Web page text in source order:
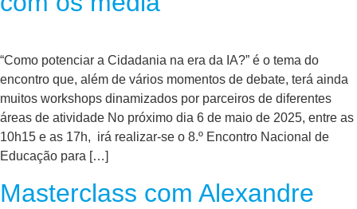
“Como potenciar a Cidadania na era da IA?” é o tema do
encontro que, além de vários momentos de debate, terá ainda
muitos workshops dinamizados por parceiros de diferentes
áreas de atividade No próximo dia 6 de maio de 2025, entre as
10h15 e as 17h, irá realizar-se o 8.º Encontro Nacional de
Educação para […]
Masterclass com Alexandre